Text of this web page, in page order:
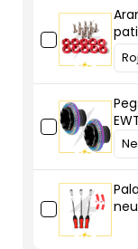
¡Velocidad
y
agarre
extremo
para
patinete
eléctrico!
y
tu